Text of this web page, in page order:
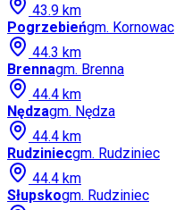
43.9 km
Pogrzebieńgm. Kornowac
44.3 km
Brennagm. Brenna
44.4 km
Nędzagm. Nędza
44.4 km
Rudziniecgm. Rudziniec
44.4 km
Słupskogm. Rudziniec